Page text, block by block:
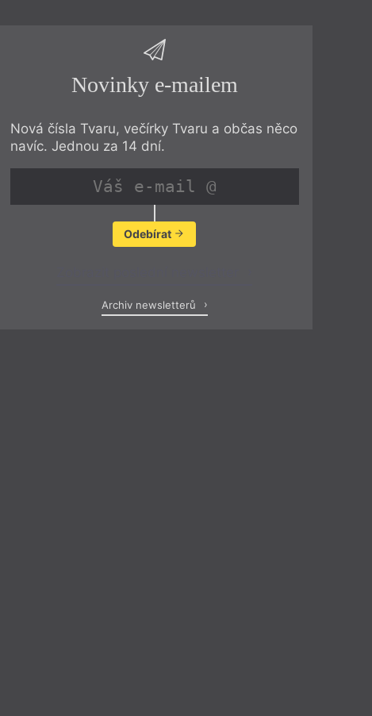
Novinky e-mailem
Nová čísla Tvaru, večírky Tvaru a občas něco
navíc. Jednou za 14 dní.
Odebírat
Archiv newsletterů